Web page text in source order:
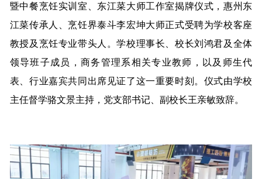
暨中餐烹饪实训室、东江菜大师工作室揭牌仪式，惠州东
江菜传承人、烹饪界泰斗李宏坤大师正式受聘为学校客座
教授及烹饪专业带头人。学校理事长、校长刘鸿君及全体
领导班子成员，商务管理系相关专业教师，以及师生代
表、行业嘉宾共同出席见证了这一重要时刻。仪式由学校
主任督学骆文景主持，党支部书记、副校长王亲敏致辞。